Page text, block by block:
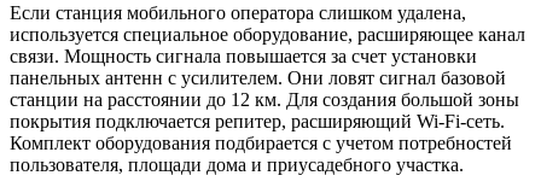
Если станция мобильного оператора слишком удалена,
используется специальное оборудование, расширяющее канал
связи. Мощность сигнала повышается за счет установки
панельных антенн с усилителем. Они ловят сигнал базовой
станции на расстоянии до 12 км. Для создания большой зоны
покрытия подключается репитер, расширяющий Wi-Fi-сеть.
Комплект оборудования подбирается с учетом потребностей
пользователя, площади дома и приусадебного участка.